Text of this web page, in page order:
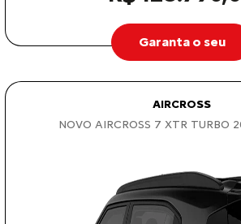
Garanta o seu
AIRCROSS
NOVO AIRCROSS 7 XTR TURBO